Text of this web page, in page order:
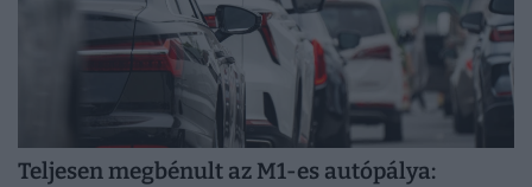
Teljesen megbénult az M1-es autópálya: